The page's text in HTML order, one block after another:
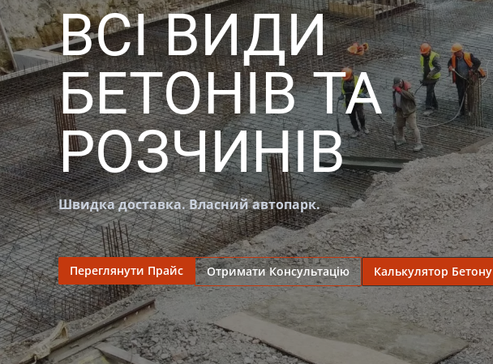
ВСІ ВИДИ
БЕТОНІВ ТА
РОЗЧИНІВ
Швидка доставка. Власний автопарк.
Переглянути Прайс Отримати Консультацію Калькулятор Бетону